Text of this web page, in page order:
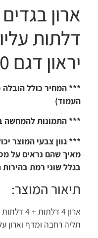
דגם 709+710
המחיר כולל הובלה (יש
התמונות להמחשה בלבד!
גוון צבעי המוצר יכולים
שהם נראים על מסכי
שוני רמת בהירות
המוצר:
ארון 4 דלתות + 4
רחבה ומדף וארון עליון